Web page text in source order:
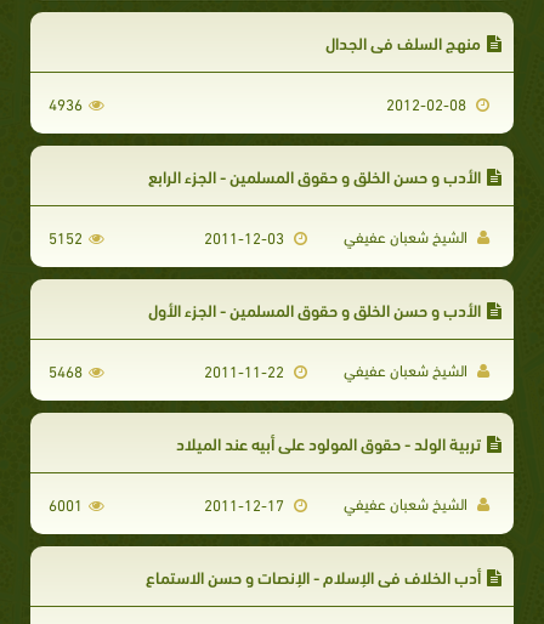
منهج السلف في الجدال
4936
الأدب و حسن الخلق و حقوق المسلمين - الجزء الرابع
الشيخ شعبان عفيفي 2011-12-03
5152
الأدب و حسن الخلق و حقوق المسلمين - الجزء الأول
الشيخ شعبان عفيفي 5468
تربية الولد - حقوق المولود على أبيه عند الميلاد
الشيخ شعبان عفيفي 6001
أدب الخلاف في الإسلام - الإنصات و حسن الاستماع